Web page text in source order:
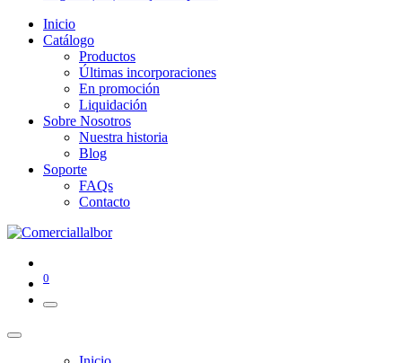
Inicio
Catálogo
Productos
Últimas incorporaciones
En promoción
Liquidación
Sobre Nosotros
Nuestra historia
Blog
Soporte
FAQs
Contacto
0